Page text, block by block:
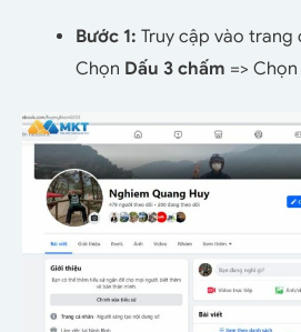
Bước 1: Truy cập vào trang
Chọn Dấu 3 chấm => Chọn